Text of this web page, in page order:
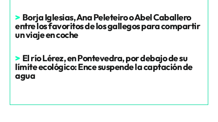
> Borja Iglesias, Ana Peleteiro o Abel Caballero
entre los favoritos de los gallegos para compartir
un viaje en coche
> El río Lérez, en Pontevedra, por debajo de su
límite ecológico: Ence suspende la captación de
agua